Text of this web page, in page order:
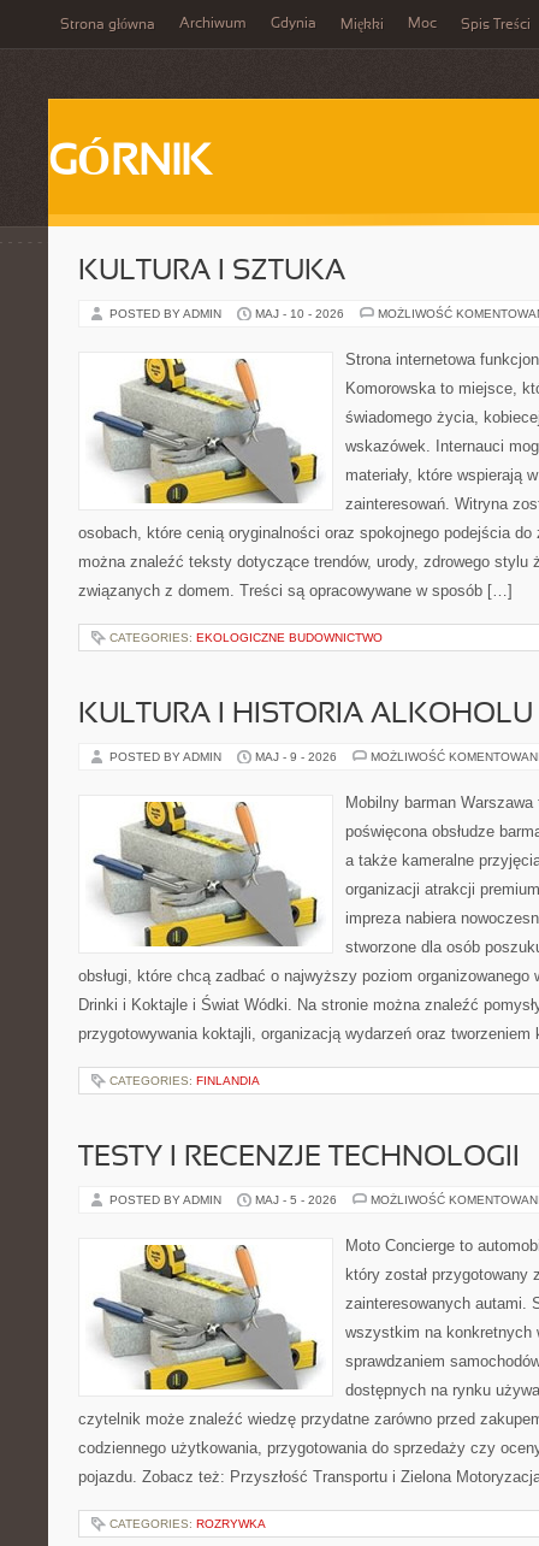
Strona główna Archiwum Gdynia Miękki Moc Spis Treści
GÓRNIK
KULTURA I SZTUKA
POSTED BY ADMIN MAJ - 10 - 2026 MOŻLIWOŚĆ
Strona internetowa
Komorowska to miejsce,
świadomego życia,
wskazówek. Internauci
materiały, które wspierają
zainteresowań. Witryna
osobach, które cenią oryginalności oraz spokojnego podejścia do
można znaleźć teksty dotyczące trendów, urody, zdrowego stylu
związanych z domem. Treści są opracowywane w sposób […]
CATEGORIES: EKOLOGICZNE BUDOWNICTWO
KULTURA I HISTORIA ALKOHOLU
POSTED BY ADMIN MAJ - 9 - 2026 MOŻLIWOŚĆ
Mobilny barman
poświęcona obsłudze
a także kameralne
organizacji atrakcji
impreza nabiera
stworzone dla osób
obsługi, które chcą zadbać o najwyższy poziom organizowanego
Drinki i Koktajle i Świat Wódki. Na stronie można znaleźć
przygotowywania koktajli, organizacją wydarzeń oraz
CATEGORIES: FINLANDIA
TESTY I RECENZJE TECHNOLOGII
POSTED BY ADMIN MAJ - 5 - 2026 MOŻLIWOŚĆ
Moto Concierge to
który został przygotowany
zainteresowanych autami.
wszystkim na konkretnych
sprawdzaniem
dostępnych na rynku
czytelnik może znaleźć wiedzę przydatne zarówno przed
codziennego użytkowania, przygotowania do sprzedaży czy
pojazdu. Zobacz też: Przyszłość Transportu i Zielona
CATEGORIES: ROZRYWKA